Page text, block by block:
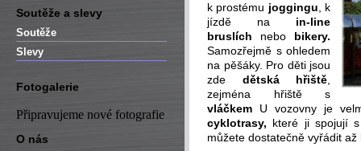
Soutěže a slevy
Soutěže
Slevy
Fotogalerie
Připravujeme nové fotografie
O nás
k prostému joggingu , k
jízdě na in-line
bruslích nebo bikery.
Samozřejmě s ohledem
na pěšáky. Pro děti jsou
zde dětská hřiště
zejména hřiště s
vláčkem U vozovny je
cyklotrasy, které ji spojují
můžete dostatečně vyřádit